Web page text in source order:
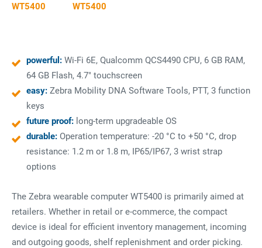
powerful: Wi-Fi 6E, Qualcomm QCS4490 CPU, 6 GB RAM,
64 GB Flash, 4.7" touchscreen
easy: Zebra Mobility DNA Software Tools, PTT, 3 function
keys
future proof: long-term upgradeable OS
durable: Operation temperature: -20 °C to +50 °C, drop
resistance: 1.2 m or 1.8 m, IP65/IP67, 3 wrist strap
options
The Zebra wearable computer WT5400 is primarily aimed at
retailers. Whether in retail or e-commerce, the compact
device is ideal for efficient inventory management, incoming
and outgoing goods, shelf replenishment and order picking.